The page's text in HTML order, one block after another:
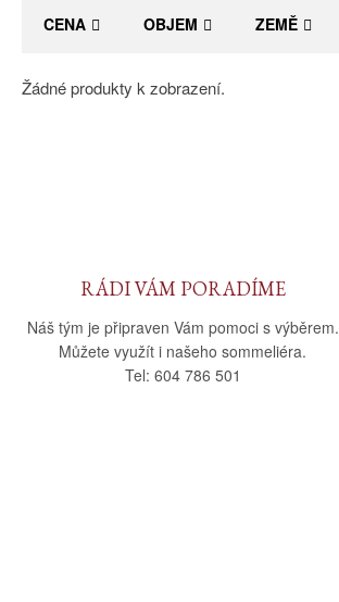
CENA OBJEM ZEMĚ
Žádné produkty k zobrazení.
RÁDI VÁM PORADÍME
Náš tým je připraven Vám pomoci s výběrem.
Můžete využít i našeho sommeliéra.
Tel: 604 786 501